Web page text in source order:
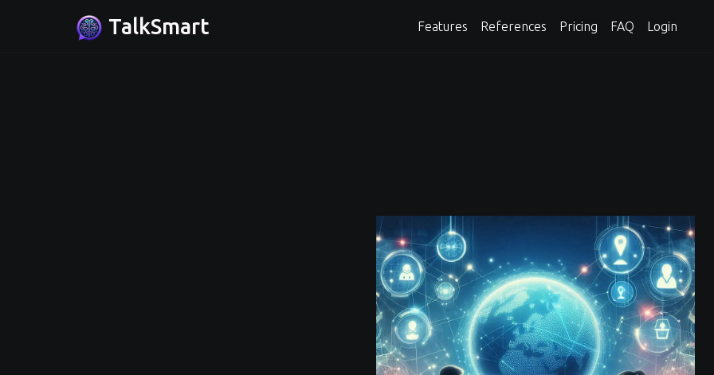
TalkSmart Features References Pricing FAQ Login